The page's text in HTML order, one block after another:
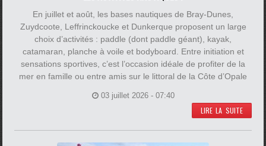
En juillet et août, les bases nautiques de Bray-Dunes,
Zuydcoote, Leffrinckoucke et Dunkerque proposent un large
choix d’activités : paddle (dont paddle géant), kayak,
catamaran, planche à voile et bodyboard. Entre initiation et
sensations sportives, c’est l’occasion idéale de profiter de la
mer en famille ou entre amis sur le littoral de la Côte d’Opale
03 juillet 2026 - 07:40
LIRE LA SUITE